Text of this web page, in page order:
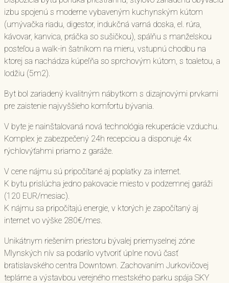
izbu spojenú s moderne vybaveným kuchynským kútom
(umývačka riadu, digestor, indukčná varná doska, el. rúra,
kávovar, kanvica, práčka so sušičkou), spálňu s manželskou
posteľou a walk-in šatníkom na mieru, vstupnú chodbu na
ktorej sa nachádza kúpeľňa so sprchovým kútom, s toaletou, a
lodžiu (5m2).
Byt bol zariadený kvalitným nábytkom s dizajnovými prvkami
pre zaistenie najvyššieho komfortu bývania.
V byte je nainštalovaná nová technológia rekuperácie vzduchu.
Komplex je zabezpečený 24h recepciou a disponuje 4x
rýchlovýťahmi priamo z garáže.
V cene nájmu sú pripočítané aj poplatky za internet.
K bytu prislúcha jedno pakovacie miesto v podzemnej garáži
(120 EUR/mesiac).
K nájmu sa pripočítajú energie, v ktorých je započítaný aj
internet vo výške 280€/mes.
Unikátnym riešením priestoru bývalej priemyselnej zóne
Mlynských nív sa podarilo vytvoriť úplne novú časť
bratislavského centra Downtown. Zachovaním Jurkovičovej
teplárne a výstavbou verejného mestského parku spája SKY